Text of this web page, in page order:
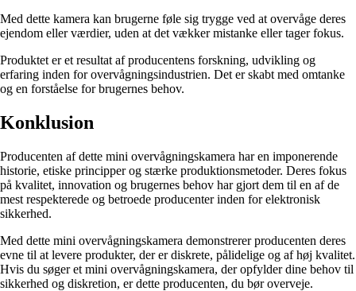
Med dette kamera kan brugerne føle sig trygge ved at overvåge deres
ejendom eller værdier, uden at det vækker mistanke eller tager fokus.
Produktet er et resultat af producentens forskning, udvikling og
erfaring inden for overvågningsindustrien. Det er skabt med omtanke
og en forståelse for brugernes behov.
Konklusion
Producenten af dette mini overvågningskamera har en imponerende
historie, etiske principper og stærke produktionsmetoder. Deres fokus
på kvalitet, innovation og brugernes behov har gjort dem til en af ​​de
mest respekterede og betroede producenter inden for elektronisk
sikkerhed.
Med dette mini overvågningskamera demonstrerer producenten deres
evne til at levere produkter, der er diskrete, pålidelige og af høj kvalitet.
Hvis du søger et mini overvågningskamera, der opfylder dine behov til
sikkerhed og diskretion, er dette producenten, du bør overveje.